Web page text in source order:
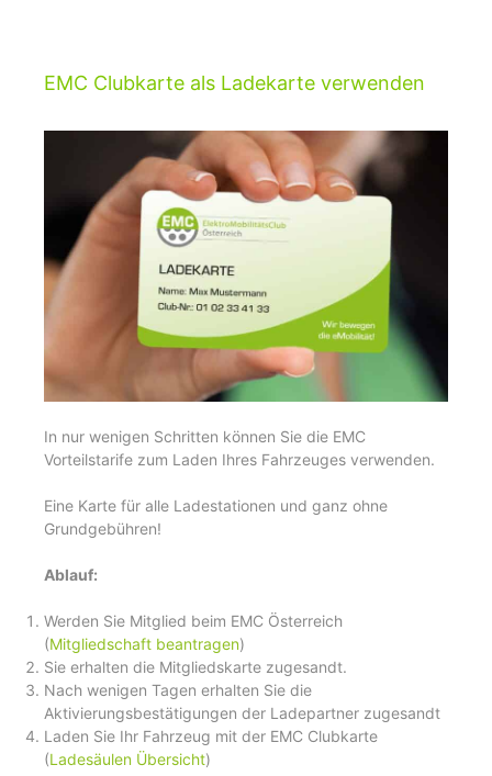
EMC Clubkarte als Ladekarte verwenden
In nur wenigen Schritten können Sie die EMC
Vorteilstarife zum Laden Ihres Fahrzeuges verwenden.
Eine Karte für alle Ladestationen und ganz ohne
Grundgebühren!
Ablauf:
Werden Sie Mitglied beim EMC Österreich
(Mitgliedschaft beantragen)
Sie erhalten die Mitgliedskarte zugesandt.
Nach wenigen Tagen erhalten Sie die
Aktivierungsbestätigungen der Ladepartner zugesandt
Laden Sie Ihr Fahrzeug mit der EMC Clubkarte
(Ladesäulen Übersicht)